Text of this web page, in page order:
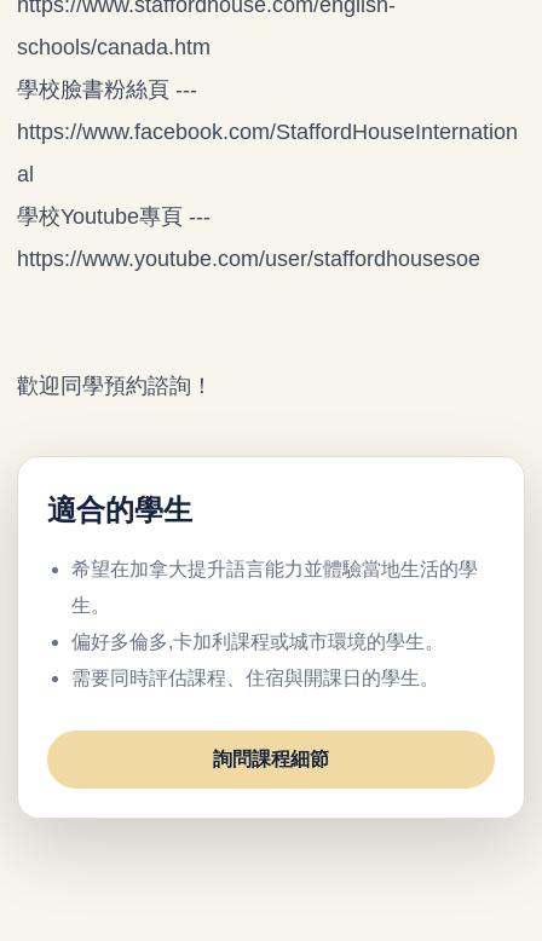
schools/canada.htm
學校臉書粉絲頁 ---
https://www.facebook.com/StaffordHouseInternation
al
學校Youtube專頁 ---
https://www.youtube.com/user/staffordhousesoe
歡迎同學預約諮詢！
適合的學生
希望在加拿大提升語言能力並體驗當地生活的學
生。
偏好多倫多,卡加利課程或城市環境的學生。
需要同時評估課程、住宿與開課日的學生。
詢問課程細節